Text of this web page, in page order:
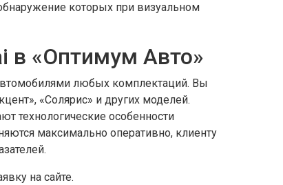
которых при визуальном
в «Оптимум Авто»
любых комплектаций. Вы
«Солярис» и других моделей.
технологические особенности
максимально оперативно, клиенту
на сайте.